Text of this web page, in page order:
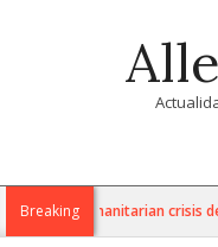
Navigation
MenuBreaking
as humanitarian crisis